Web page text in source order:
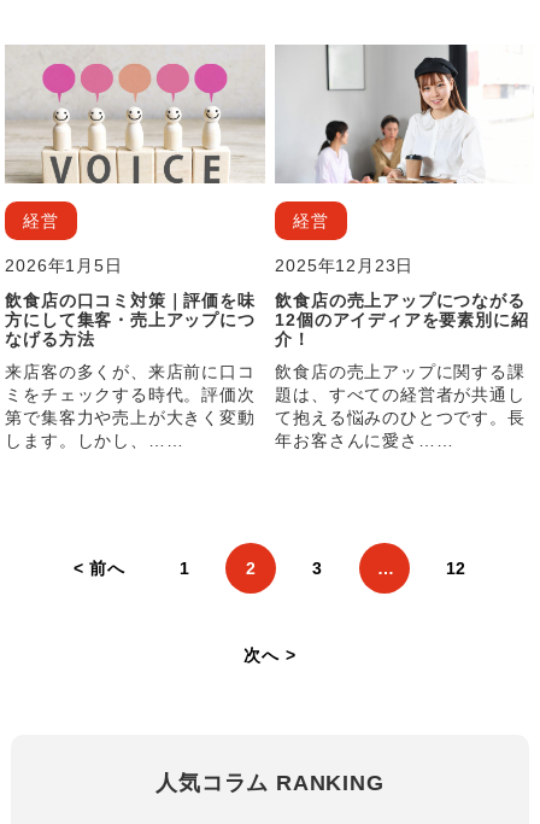
経営
2026年1月5日
飲食店の口コミ対策｜評価を味
方にして集客・売上アップにつ
なげる方法
来店客の多くが、来店前に口コ
ミをチェックする時代。評価次
第で集客力や売上が大きく変動
します。しかし、……
経営
2025年12月23日
飲食店の売上アップにつながる
12個のアイディアを要素別に紹
介！
飲食店の売上アップに関する課
題は、すべての経営者が共通し
て抱える悩みのひとつです。長
年お客さんに愛さ……
< 前へ 1 2 3 … 12
次へ >
人気コラム RANKING